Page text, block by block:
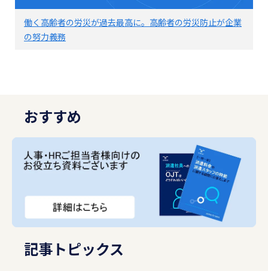
働く高齢者の労災が過去最高に。高齢者の労災防止が企業
の努力義務
おすすめ
記事トピックス